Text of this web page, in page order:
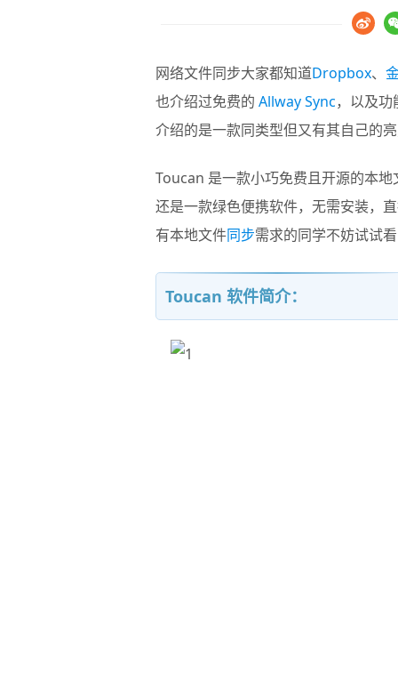
网络文件同步大家都知道Dropbox、
也介绍过免费的 Allway Sync，以及
介绍的是一款同类型但又有其自己
Toucan 是一款小巧免费且开源的本
还是一款绿色便携软件，无需安装，
有本地文件同步需求的同学不妨试试
Toucan 软件简介：